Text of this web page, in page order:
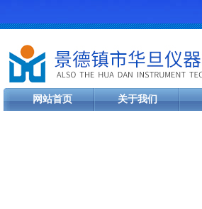
网站首页 关于我们